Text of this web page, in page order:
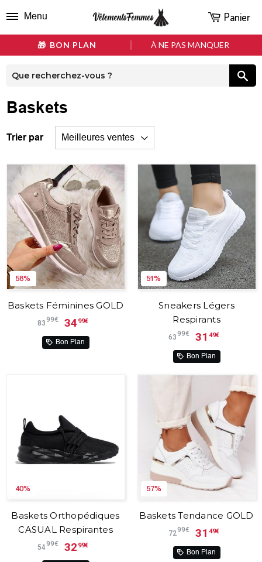
BON PLAN À NE PAS MANQUER
Menu Panier
Baskets
Trier par
58%
Baskets Féminines GOLD
8399€ 34 99€
Bon Plan
51%
Sneakers Légers
Respirants
6399€ 31 49€
Bon Plan
40%
Baskets Orthopédiques
CASUAL Respirantes
5499€ 32 99€
57%
Baskets Tendance GOLD
7299€ 31 49€
Bon Plan